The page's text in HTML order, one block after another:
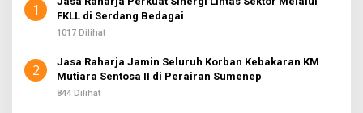
1
FKLL di Serdang Bedagai
1017 Dilihat
2
Jasa Raharja Jamin Seluruh Korban Kebakaran KM
Mutiara Sentosa II di Perairan Sumenep
844 Dilihat